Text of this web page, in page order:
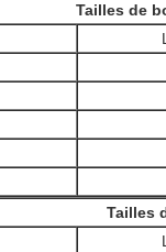
Tailles de
Tailles